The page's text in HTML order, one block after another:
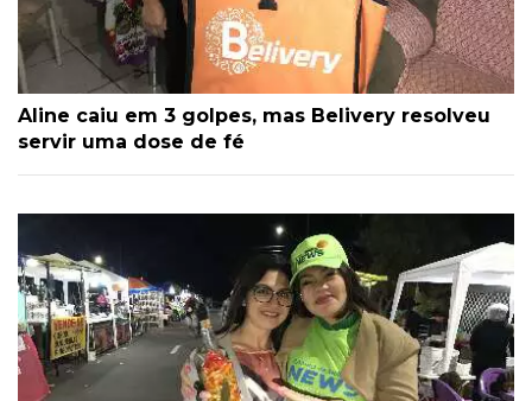
Aline caiu em 3 golpes, mas Belivery resolveu
servir uma dose de fé